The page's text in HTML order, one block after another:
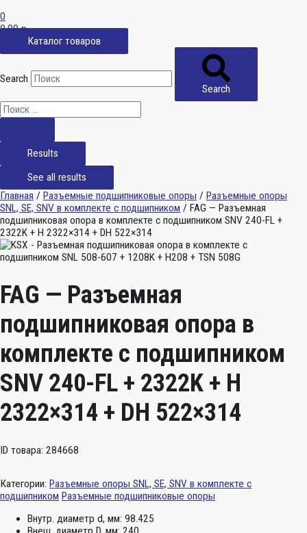
0
0,00р.
Каталог товаров
Search
Search
Results
See all results
Главная / Разъемные подшипниковые опоры / Разъемные опоры
SNL, SE, SNV в комплекте с подшипником / FAG — Разъемная
подшипниковая опора в комплекте с подшипником SNV 240-FL +
2322K + H 2322×314 + DH 522×314
FAG — Разъемная
подшипниковая опора в
комплекте с подшипником
SNV 240-FL + 2322K + H
2322×314 + DH 522×314
ID товара: 284668
Категории: Разъемные опоры SNL, SE, SNV в комплекте с
подшипником Разъемные подшипниковые опоры
Внутр. диаметр d, мм: 98.425